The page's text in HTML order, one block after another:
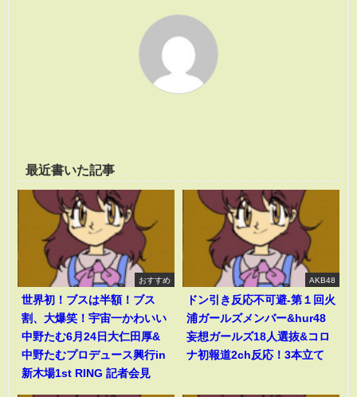
最近書いた記事
おすすめ
世界初！ブスは半額！ブス
割、大爆笑！宇宙一かわいい
中野たむ6月24日大仁田厚&
中野たむプロデュース興行in
新木場1st RING 記者会見
AKB48
ドン引き反応不可避-第１回火
浦ガールズメンバー&hur48
妄想ガールズ18人選抜&コロ
ナ初報道2ch反応！3本立て